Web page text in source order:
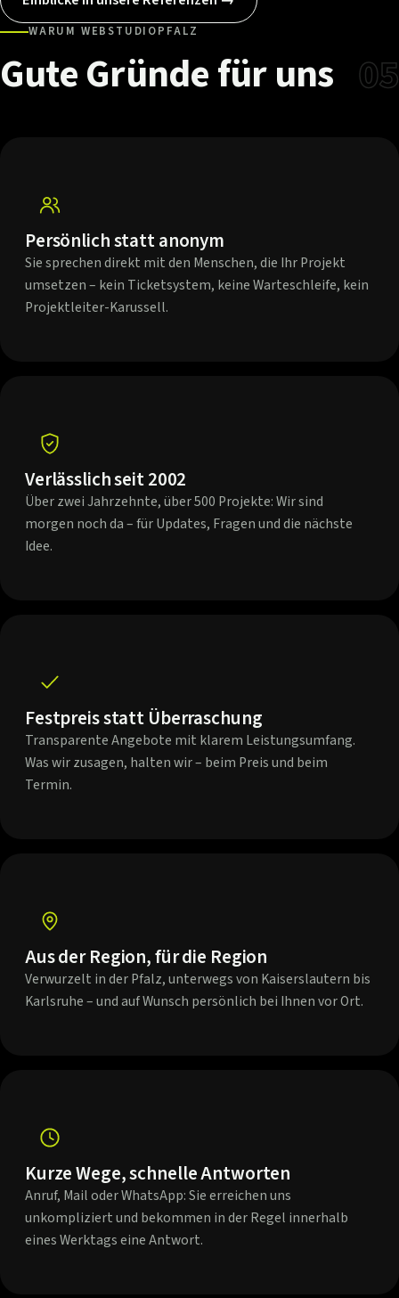
WARUM WEBSTUDIOPFALZ
GuteGründefüruns 05
Persönlich statt anonym
Sie sprechen direkt mit den Menschen, die Ihr Projekt
umsetzen – kein Ticketsystem, keine Warteschleife, kein
Projektleiter-Karussell.
Verlässlich seit 2002
Über zwei Jahrzehnte, über 500 Projekte: Wir sind
morgen noch da – für Updates, Fragen und die nächste
Idee.
Festpreis statt Überraschung
Transparente Angebote mit klarem Leistungsumfang.
Was wir zusagen, halten wir – beim Preis und beim
Termin.
Aus der Region, für die Region
Verwurzelt in der Pfalz, unterwegs von Kaiserslautern bis
Karlsruhe – und auf Wunsch persönlich bei Ihnen vor Ort.
Kurze Wege, schnelle Antworten
Anruf, Mail oder WhatsApp: Sie erreichen uns
unkompliziert und bekommen in der Regel innerhalb
eines Werktags eine Antwort.